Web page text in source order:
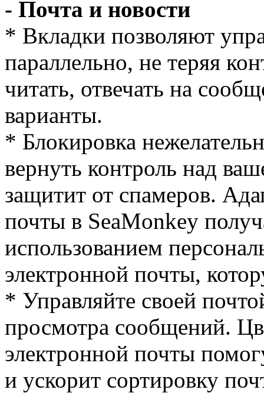
- Почта и новости
* Вкладки позволяют
параллельно, не теряя
читать, отвечать на
варианты.
* Блокировка
вернуть контроль над
защитит от спамеров.
почты в SeaMonkey
использованием
электронной почты,
* Управляйте своей
просмотра сообщений.
электронной почты
и ускорит сортировку